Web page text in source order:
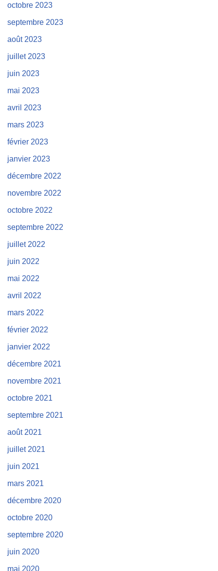
octobre 2023
septembre 2023
août 2023
juillet 2023
juin 2023
mai 2023
avril 2023
mars 2023
février 2023
janvier 2023
décembre 2022
novembre 2022
octobre 2022
septembre 2022
juillet 2022
juin 2022
mai 2022
avril 2022
mars 2022
février 2022
janvier 2022
décembre 2021
novembre 2021
octobre 2021
septembre 2021
août 2021
juillet 2021
juin 2021
mars 2021
décembre 2020
octobre 2020
septembre 2020
juin 2020
mai 2020